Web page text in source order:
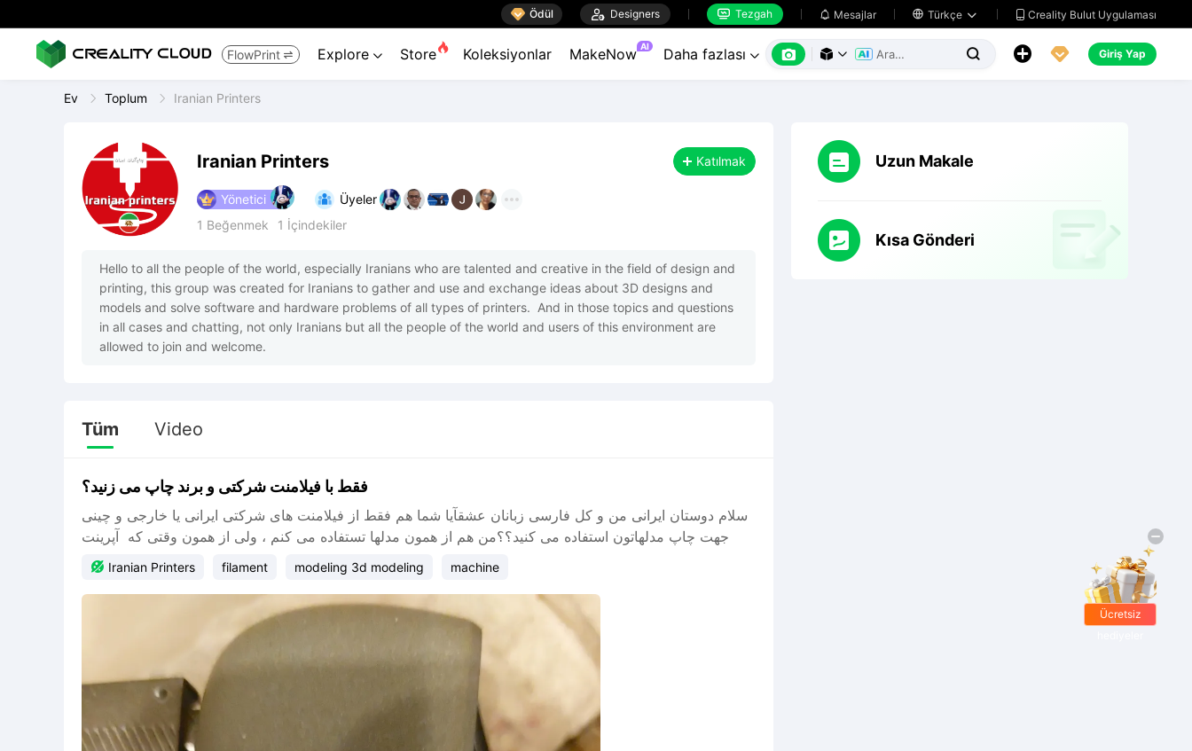
 Ödül  Designers  Tezgah  Mesajlar  Türkçe   Creality Bulut Uygulaması
FlowPrint  Explore  Store Koleksiyonlar MakeNow AI Daha fazlası        Giriş Yap
Ev Toplum Iranian Printers
Iranian Printers Katılmak
Yönetici
Üyeler
1 Beğenmek 1 İçindekiler
Hello to all the people of the world, especially Iranians who are talented and creative in the field of design and
printing, this group was created for Iranians to gather and use and exchange ideas about 3D designs and
models and solve software and hardware problems of all types of printers.  And in those topics and questions
in all cases and chatting, not only Iranians but all the people of the world and users of this environment are
allowed to join and welcome.
Tüm Video
فقط با فیلامنت شرکتی و برند چاپ می زنید؟
سلام دوستان ایرانی من و کل فارسی زبانان عشقآیا شما هم فقط از فیلامنت های شرکتی ایرانی یا خارجی و چینی
جهت چاپ مدلهاتون استفاده می کنید؟؟من هم از همون مدلها تستفاده می کنم ، ولی از همون وقتی که آپرینت
 Iranian Printers filament modeling 3d modeling machine
Uzun Makale
Kısa Gönderi
Ücretsiz